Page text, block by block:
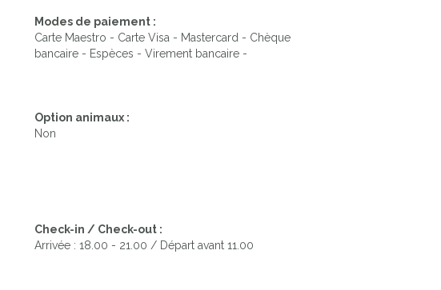
Modes de paiement :
Carte Maestro - Carte Visa - Mastercard - Chèque
bancaire - Espèces - Virement bancaire -
Option animaux :
Non
Check-in / Check-out :
Arrivée : 18.00 - 21.00 / Départ avant 11.00